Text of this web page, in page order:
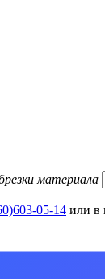
материала
05-14 или в